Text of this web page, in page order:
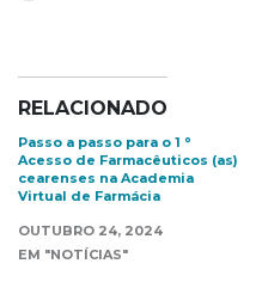
RELACIONADO
Passo a passo para o 1 °
Acesso de Farmacêuticos (as)
cearenses na Academia
Virtual de Farmácia
OUTUBRO 24, 2024
EM "NOTÍCIAS"